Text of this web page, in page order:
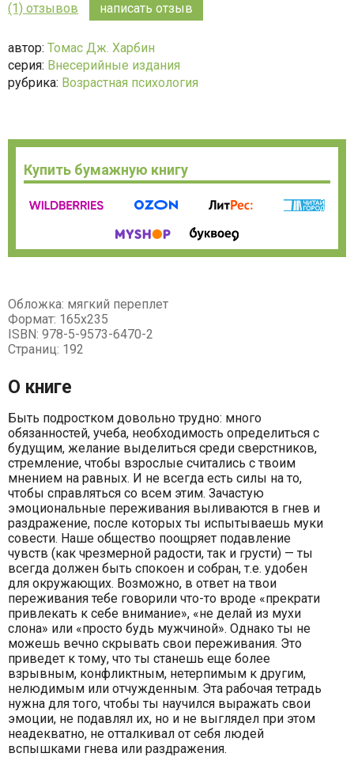
из
(1) отзывов написать отзыв
автор: Томас Дж. Харбин
серия: Внесерийные издания
рубрика: Возрастная психология
Купить бумажную книгу
Обложка: мягкий переплет
Формат: 165х235
ISBN: 978-5-9573-6470-2
Страниц: 192
О книге
Быть подростком довольно трудно: много
обязанностей, учеба, необходимость определиться с
будущим, желание выделиться среди сверстников,
стремление, чтобы взрослые считались с твоим
мнением на равных. И не всегда есть силы на то,
чтобы справляться со всем этим. Зачастую
эмоциональные переживания выливаются в гнев и
раздражение, после которых ты испытываешь муки
совести. Наше общество поощряет подавление
чувств (как чрезмерной радости, так и грусти) — ты
всегда должен быть спокоен и собран, т.е. удобен
для окружающих. Возможно, в ответ на твои
переживания тебе говорили что-то вроде «прекрати
привлекать к себе внимание», «не делай из мухи
слона» или «просто будь мужчиной». Однако ты не
можешь вечно скрывать свои переживания. Это
приведет к тому, что ты станешь еще более
взрывным, конфликтным, нетерпимым к другим,
нелюдимым или отчужденным. Эта рабочая тетрадь
нужна для того, чтобы ты научился выражать свои
эмоции, не подавлял их, но и не выглядел при этом
неадекватно, не отталкивал от себя людей
вспышками гнева или раздражения.